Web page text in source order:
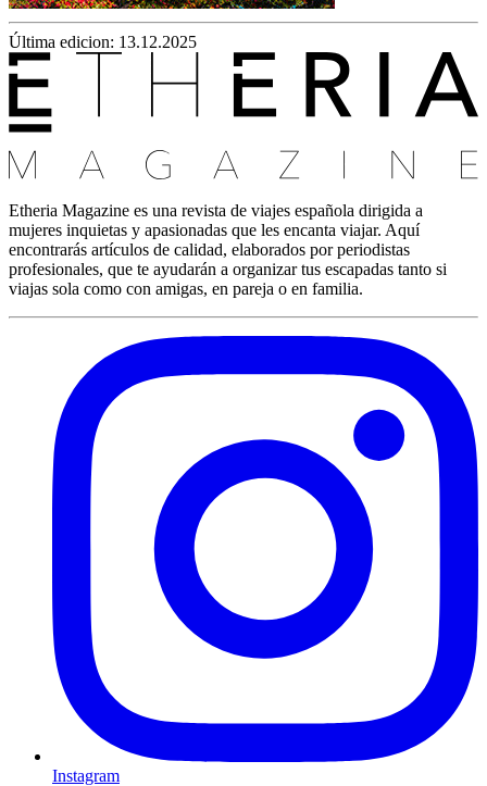
Última edicion: 13.12.2025
Etheria Magazine es una revista de viajes española dirigida a
mujeres inquietas y apasionadas que les encanta viajar. Aquí
encontrarás artículos de calidad, elaborados por periodistas
profesionales, que te ayudarán a organizar tus escapadas tanto si
viajas sola como con amigas, en pareja o en familia.
Instagram